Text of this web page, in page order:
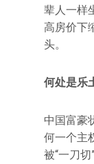
辈人一样
高房价下
头。
何处是乐
中国富豪
何一个主
被“一刀